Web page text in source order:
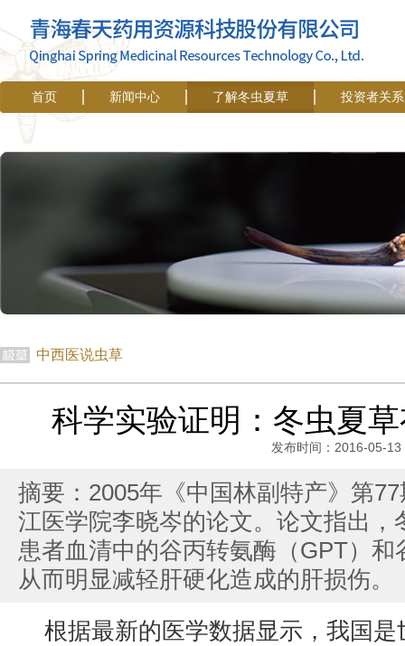
首页 新闻中心 了解冬虫夏草 投资者关系
中西医说虫草
科学实验证明：冬虫夏
发布时间：2016-05-13
摘要：2005年《中国林副特产》第
江医学院李晓岑的论文。论文指出
患者血清中的谷丙转氨酶（GPT）
从而明显减轻肝硬化造成的肝损伤。
根据最新的医学数据显示，我国是